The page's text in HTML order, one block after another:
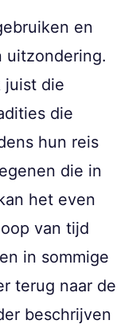
en
uitzondering.
juist die
die
hun reis
die in
het even
van tijd
in sommige
terug naar de
beschrijven